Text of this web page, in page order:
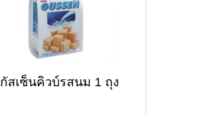
กัสเซ็นคิวบ์รสนม 1 ถุง